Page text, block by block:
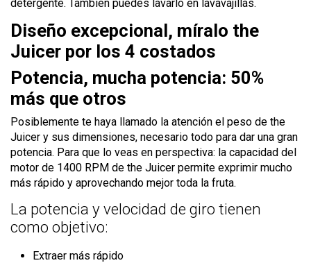
detergente. También puedes lavarlo en lavavajillas.
Diseño excepcional, míralo the
Juicer por los 4 costados
Potencia, mucha potencia: 50%
más que otros
Posiblemente te haya llamado la atención el peso de the
Juicer y sus dimensiones, necesario todo para dar una gran
potencia. Para que lo veas en perspectiva: la capacidad del
motor de 1400 RPM de the Juicer permite exprimir mucho
más rápido y aprovechando mejor toda la fruta.
La potencia y velocidad de giro tienen
como objetivo:
Extraer más rápido